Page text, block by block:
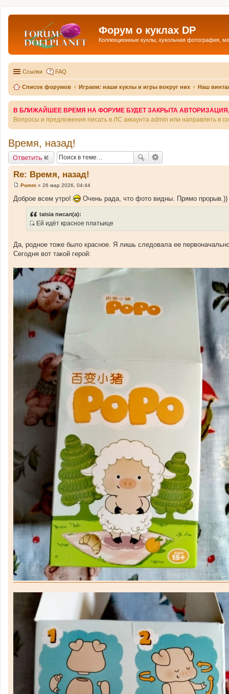
Форум о куклах DP
Коллекционные куклы, кукольная фотография,
Ссылки FAQ
Список форумов Играем: наши куклы и игры вокруг них Наш
В БЛИЖАЙШЕЕ ВРЕМЯ НА ФОРУМЕ БУДЕТ ЗАКРЫТА
Вопросы и предложения писать в ЛС аккаунта admin или направлять в
Время, назад!
Ответить
Re: Время, назад!
о
Pomm » 26 мар 2026, 04:44
Доброе всем утро! Очень рада, что фото видны. Прямо прорыв.))
taisia писал(а):
И
т
о
ч
и
к
ц
и
а
Ей идёт красное платьице
Да, родное тоже было красное. Я лишь следовала ее
Сегодня вот такой герой: